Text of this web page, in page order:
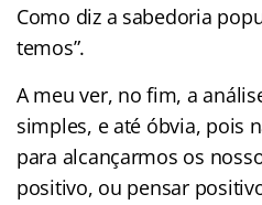
Como diz a sabedoria
temos”.
A meu ver, no fim, a
simples, e até óbvia, pois
para alcançarmos os
positivo, ou pensar